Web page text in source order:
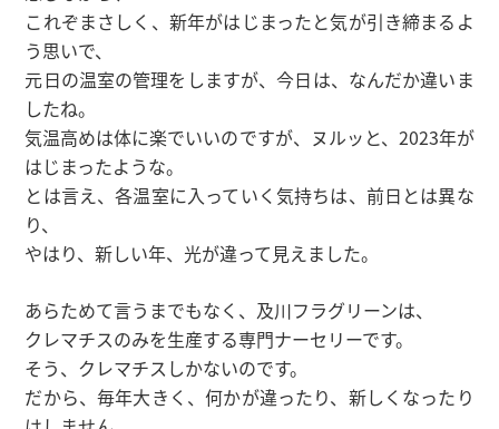
これぞまさしく、新年がはじまったと気が引き締まるよ
う思いで、
元日の温室の管理をしますが、今日は、なんだか違いま
したね。
気温高めは体に楽でいいのですが、ヌルッと、2023年が
はじまったような。
とは言え、各温室に入っていく気持ちは、前日とは異な
り、
やはり、新しい年、光が違って見えました。
あらためて言うまでもなく、及川フラグリーンは、
クレマチスのみを生産する専門ナーセリーです。
そう、クレマチスしかないのです。
だから、毎年大きく、何かが違ったり、新しくなったり